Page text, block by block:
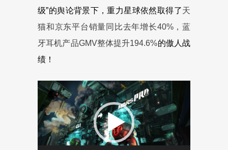
级”的舆论背景下，重力星球依然取得了天
猫和京东平台销量同比去年增长40%，蓝
牙耳机产品GMV整体提升194.6%的傲人战
绩！
视
频
播
放
器